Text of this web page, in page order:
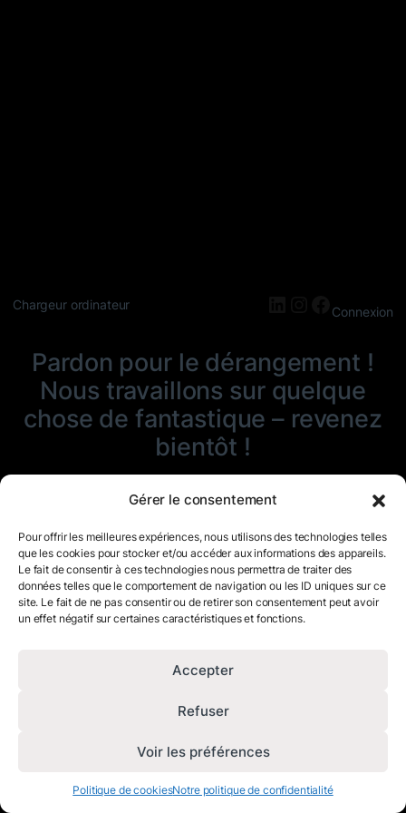
Gérer le consentement
Pour offrir les meilleures expériences, nous utilisons des technologies telles
que les cookies pour stocker et/ou accéder aux informations des appareils.
Le fait de consentir à ces technologies nous permettra de traiter des
données telles que le comportement de navigation ou les ID uniques sur ce
site. Le fait de ne pas consentir ou de retirer son consentement peut avoir
un effet négatif sur certaines caractéristiques et fonctions.
Accepter
Refuser
Voir les préférences
Politique de cookiesNotre politique de confidentialité
Chargeur ordinateur LinkedIn
Instagram
Connexion
Pardon pour le dérangement !
Nous travaillons sur quelque
chose de fantastique – revenez
bientôt !